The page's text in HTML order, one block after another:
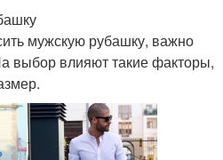
мужскую рубашку, важно
выбор влияют такие факторы,